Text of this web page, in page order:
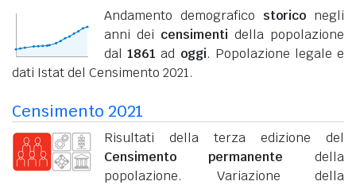
Andamento demografico storico negli
anni dei censimenti della popolazione
dal1861 ad oggi. Popolazione legale e
dati Istat del Censimento 2021.
Censimento 2021
Risultati della terza edizione del
Censimento permanente della
popolazione. Variazione della